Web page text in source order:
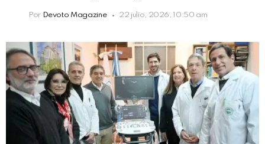
Por Devoto Magazine 22 julio, 2026, 10:50 am